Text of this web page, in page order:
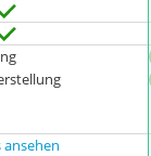
ansehen